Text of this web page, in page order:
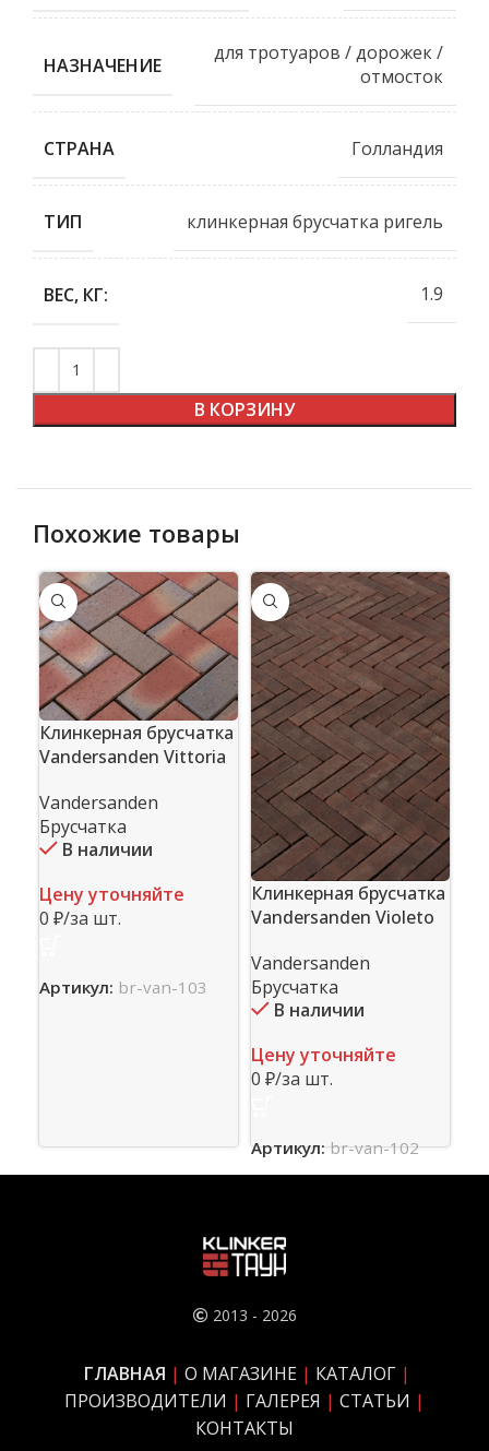
НАЗНАЧЕНИЕ
для тротуаров / дорожек /
отмосток
СТРАНА Голландия
ТИП клинкерная брусчатка ригель
ВЕС, КГ: 1.9
В КОРЗИНУ
Похожие товары
Клинкерная брусчатка
Vandersanden Vittoria
Vandersanden
Брусчатка
В наличии
Цену уточняйте
0 ₽/за шт.
Артикул: br-van-103
Клинкерная брусчатка
Vandersanden Violeto
Vandersanden
Брусчатка
В наличии
Цену уточняйте
0 ₽/за шт.
Артикул: br-van-102
2013 - 2026
ГЛАВНАЯ | О МАГАЗИНЕ| КАТАЛОГ|
ПРОИЗВОДИТЕЛИ | ГАЛЕРЕЯ | СТАТЬИ |
КОНТАКТЫ